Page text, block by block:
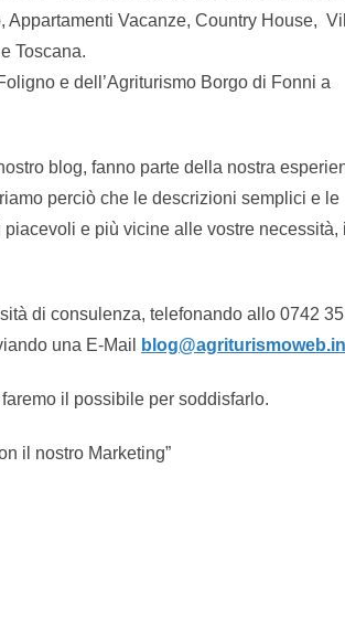
Appartamenti Vacanze, Country House,
Toscana.
e dell’Agriturismo Borgo di Fonni a
blog, fanno parte della nostra
perciò che le descrizioni semplici e le
e più vicine alle vostre necessità,
di consulenza, telefonando allo 0742
una E-Mail
il possibile per soddisfarlo.
il nostro Marketing”